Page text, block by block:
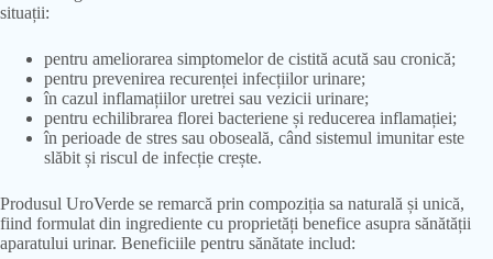
situații:
pentru ameliorarea simptomelor de cistită acută sau cronică;
pentru prevenirea recurenței infecțiilor urinare;
în cazul inflamațiilor uretrei sau vezicii urinare;
pentru echilibrarea florei bacteriene și reducerea inflamației;
în perioade de stres sau oboseală, când sistemul imunitar este
slăbit și riscul de infecție crește.
Produsul UroVerde se remarcă prin compoziția sa naturală și unică,
fiind formulat din ingrediente cu proprietăți benefice asupra sănătății
aparatului urinar. Beneficiile pentru sănătate includ: